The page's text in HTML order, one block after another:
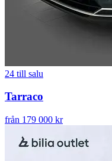
24 till salu
Tarraco
från 179 000 kr